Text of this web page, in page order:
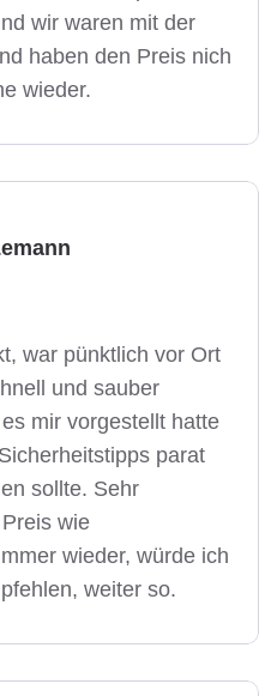
wir waren mit der
haben den Preis nich
wieder.
war pünktlich vor Ort
und sauber
mir vorgestellt hatte
parat
sollte. Sehr
wie
wieder, würde ich
weiter so.